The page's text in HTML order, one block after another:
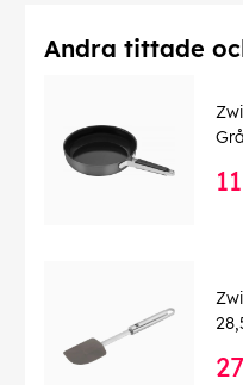
Andra tittade